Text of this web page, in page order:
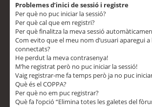
Problemes d’inici de sessió i registre
Per què no puc iniciar la sessió?
Per què cal que em registri?
Per què finalitza la meva sessió
Com evito que el meu nom d’usuari aparegui a
connectats?
He perdut la meva contrasenya!
M’he registrat però no puc iniciar la sessió!
Vaig registrar-me fa temps però ja no puc
Què és el COPPA?
Per què no em puc registrar?
Què fa l’opció “Elimina totes les galetes del